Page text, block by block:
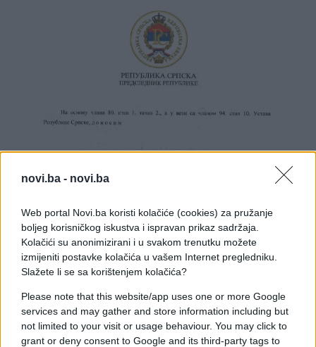
novi.ba - novi.ba
Web portal Novi.ba koristi kolačiće (cookies) za pružanje
boljeg korisničkog iskustva i ispravan prikaz sadržaja.
Kolačići su anonimizirani i u svakom trenutku možete
izmijeniti postavke kolačića u vašem Internet pregledniku.
Slažete li se sa korištenjem kolačića?
Please note that this website/app uses one or more Google
services and may gather and store information including but
not limited to your visit or usage behaviour. You may click to
grant or deny consent to Google and its third-party tags to